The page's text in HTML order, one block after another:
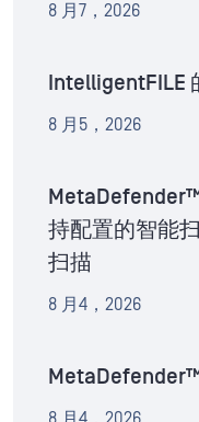
8 月7，2026
IntelligentFILE
8 月5，2026
持配置的智能
扫描
8 月4，2026